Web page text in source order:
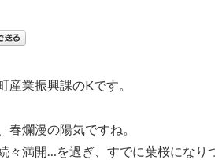
産業振興課のKです。
春爛漫の陽気ですね。
々満開…を過ぎ、すでに葉桜になり